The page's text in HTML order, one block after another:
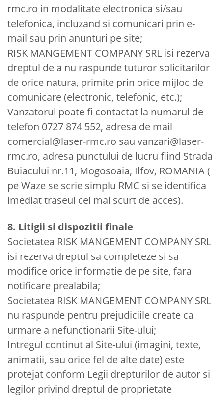
rmc.ro in modalitate electronica si/sau
telefonica, incluzand si comunicari prin e-
mail sau prin anunturi pe site;
RISK MANGEMENT COMPANY SRL isi rezerva
dreptul de a nu raspunde tuturor solicitarilor
de orice natura, primite prin orice mijloc de
comunicare (electronic, telefonic, etc.);
Vanzatorul poate fi contactat la numarul de
telefon 0727 874 552, adresa de mail
comercial@laser-rmc.ro sau vanzari@laser-
rmc.ro, adresa punctului de lucru fiind Strada
Buiacului nr.11, Mogosoaia, Ilfov, ROMANIA (
pe Waze se scrie simplu RMC si se identifica
imediat traseul cel mai scurt de acces).
8. Litigii si dispozitii finale
Societatea RISK MANGEMENT COMPANY SRL
isi rezerva dreptul sa completeze si sa
modifice orice informatie de pe site, fara
notificare prealabila;
Societatea RISK MANGEMENT COMPANY SRL
nu raspunde pentru prejudiciile create ca
urmare a nefunctionarii Site-ului;
Intregul continut al Site-ului (imagini, texte,
animatii, sau orice fel de alte date) este
protejat conform Legii drepturilor de autor si
legilor privind dreptul de proprietate